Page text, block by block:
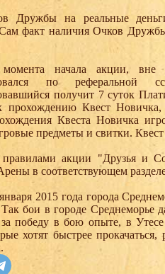
Дружбы на реальные деньги
факт наличия Очков
начала акции, вне
по
получит 7 суток
прохождению Квест
Квеста Новичка
предметы и свитки.
акции "Друзья и
в соответствующем
2015 года города
бои в городе Среднеморье
победу в бою опыте, в
хотят быстрее